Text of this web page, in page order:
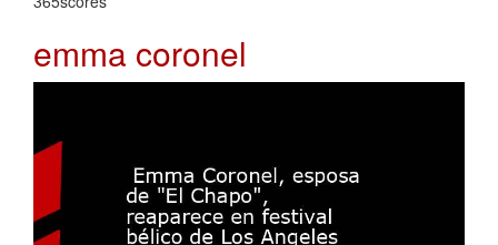
emma coronel